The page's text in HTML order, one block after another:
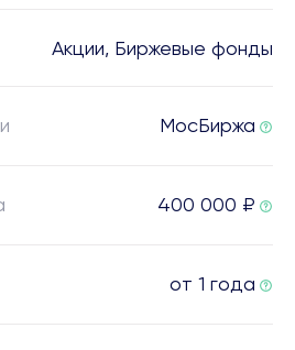
Акции, Биржевые фонды
МосБиржа
400 000 ₽
от 1 года